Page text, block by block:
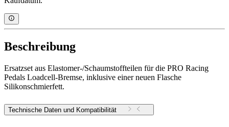
Beschreibung
Ersatzset aus Elastomer-/Schaumstoffteilen für die PRO Racing
Pedals Loadcell-Bremse, inklusive einer neuen Flasche
Silikonschmierfett.
Technische Daten und Kompatibilität